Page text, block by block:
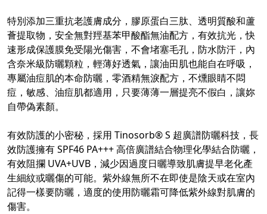
特別添加三重抗老護膚成分，膠原蛋白三肽、透明質酸和蘆
薈提取物，安全無對羥基苯甲酸酯無油配方，有效抗光，快
速形成保護膜免受陽光傷害，不會堵塞毛孔，防水防汗，內
含奈米級防曬顆粒，輕薄好透氣，讓油田肌也能自在呼吸，
專屬油痘肌的本命防曬，零酒精無淚配方，不燻眼睛不悶
痘，敏感、油痘肌都適用，只要薄薄一層提亮不假白，讓妳
自帶偽素顏。
有效防護的小密秘，採用 Tinosorb® S 超廣譜防曬科技，長
效防護擁有 SPF46 PA+++ 高倍廣譜結合物理化學結合防曬，
有效阻攔 UVA+UVB，減少因過度日曬導致肌膚提早老化產
生細紋或曬傷的可能。紫外線無所不在即使是陰天或在室內
記得一樣要防曬，適度的使用防曬霜可降低紫外線對肌膚的
傷害。